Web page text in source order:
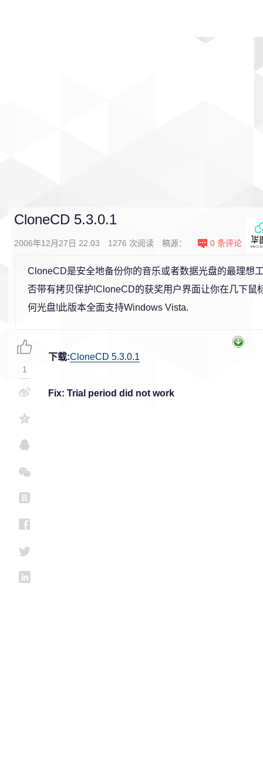
CloneCD 5.3.0.1
2006年12月27日 22:03 1276 次阅读 稿源： 0 条评论
CloneCD是安全地备份你的音乐或者数据光盘的最理想
否带有拷贝保护!CloneCD的获奖用户界面让你在几下鼠
何光盘!此版本全面支持Windows Vista.
下载:CloneCD 5.3.0.1
Fix: Trial period did not work
1